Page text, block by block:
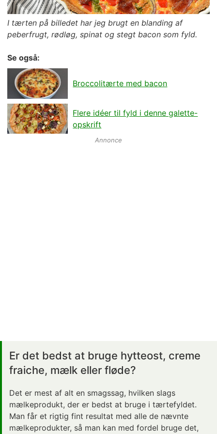
I tærten på billedet har jeg brugt en blanding af
peberfrugt, rødløg, spinat og stegt bacon som fyld.
Se også:
Broccolitærte med bacon
Flere idéer til fyld i denne galette-
opskrift
Annonce
Er det bedst at bruge hytteost, creme
fraiche, mælk eller fløde?
Det er mest af alt en smagssag, hvilken slags
mælkeprodukt, der er bedst at bruge i tærtefyldet.
Man får et rigtig fint resultat med alle de nævnte
mælkeprodukter, så man kan med fordel bruge det,